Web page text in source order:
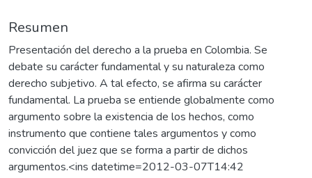
Resumen
Presentación del derecho a la prueba en Colombia. Se
debate su carácter fundamental y su naturaleza como
derecho subjetivo. A tal efecto, se afirma su carácter
fundamental. La prueba se entiende globalmente como
argumento sobre la existencia de los hechos, como
instrumento que contiene tales argumentos y como
convicción del juez que se forma a partir de dichos
argumentos.<ins datetime=2012-03-07T14:42